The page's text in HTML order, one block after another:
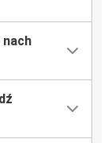
nach